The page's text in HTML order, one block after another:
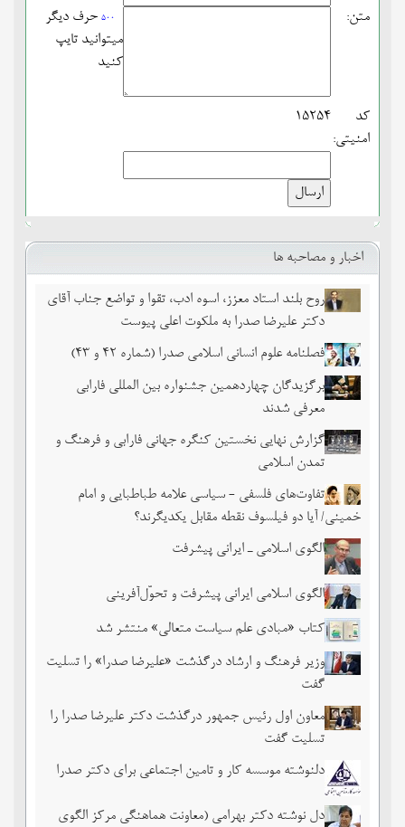
متن:
500 حرف دیگر
میتوانید تایپ
کنید
کد
امنیتی:
15254
اخبار و مصاحبه ها
روح بلند استاد معزز، اسوه ادب، تقوا و تواضع جناب آقای
دکتر علیرضا صدرا به ملکوت اعلی پیوست
فصلنامه علوم انسانی اسلامی صدرا (شماره 42 و 43)
برگزیدگان چهاردهمین جشنواره بین المللی فارابی
معرفی شدند
گزارش نهایی نخستین کنگره جهانی فارابی و فرهنگ و
تمدن اسلامی
تفاوت‌های فلسفی - سیاسی علامه طباطبایی و امام
خمینی/ آیا دو فیلسوف نقطه مقابل یکدیگرند؟
الگوی اسلامی ـ ایرانی پیشرفت
الگوی اسلامی ایرانی پیشرفت و تحوّل‌آفرینی
کتاب «مبادی علم سیاست متعالی» منتشر شد
وزیر فرهنگ و ارشاد درگذشت «علیرضا صدرا» را تسلیت
گفت
معاون اول رئیس جمهور درگذشت دکتر علیرضا صدرا را
تسلیت گفت
دلنوشته موسسه کار و تامین اجتماعی برای دکتر صدرا
دل نوشته دکتر بهرامی (معاونت هماهنگی مرکز الگوی